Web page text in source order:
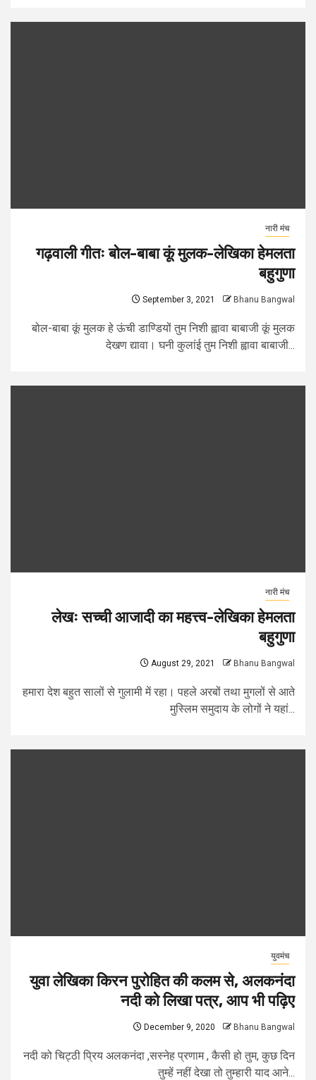
नारी मंच
गढ़वाली गीतः बोल-बाबा कूं मुलक-लेखिका हेमलता
बहुगुणा
September 3, 2021 Bhanu Bangwal
बोल-बाबा कूं मुलक हे ऊंची डाण्डियों तुम निशी ह्वावा बाबाजी कूं मुलक
देखण द्यावा। घनी कुलांई तुम निशी ह्वावा बाबाजी...
नारी मंच
लेखः सच्ची आजादी का महत्त्व-लेखिका हेमलता
बहुगुणा
August 29, 2021 Bhanu Bangwal
हमारा देश बहुत सालों से गुलामी में रहा। पहले अरबों तथा मुगलों से आते
मुस्लिम समुदाय के लोगों ने यहां...
युवमंच
युवा लेखिका किरन पुरोहित की कलम से, अलकनंदा
नदी को लिखा पत्र, आप भी पढ़िए
December 9, 2020 Bhanu Bangwal
नदी को चिट्ठी प्रिय अलकनंदा ,सस्नेह प्रणाम , कैसी हो तुम, कुछ दिन
तुम्हें नहीं देखा तो तुम्हारी याद आने...